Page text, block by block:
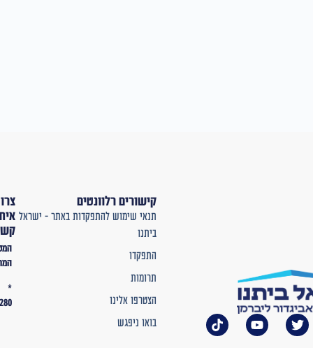
קישורים רלוונטים
תנאי שימוש להתפקדות באתר – ישראל
ביתנו
התפקדו
תרומות
הצטרפו אלינו
בואו ניפגש
צרו
איתנו
קשר
המטה
המרכזי
2280